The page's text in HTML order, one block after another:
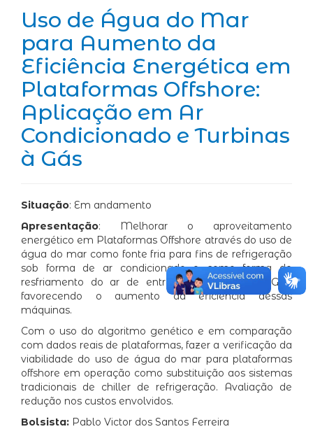
Uso de Água do Mar
para Aumento da
Eficiência Energética em
Plataformas Offshore:
Aplicação em Ar
Condicionado e Turbinas
à Gás
Situação: Em andamento
Apresentação: Melhorar o aproveitamento
energético em Plataformas Offshore através do uso de
água do mar como fonte fria para fins de refrigeração
sob forma de ar condicionado e como forma de
resfriamento do ar de entrada de Turbinas a Gás,
favorecendo o aumento da eficiência dessas
máquinas.
Com o uso do algoritmo genético e em comparação
com dados reais de plataformas, fazer a verificação da
viabilidade do uso de água do mar para plataformas
offshore em operação como substituição aos sistemas
tradicionais de chiller de refrigeração. Avaliação de
redução nos custos envolvidos.
Bolsista: Pablo Victor dos Santos Ferreira